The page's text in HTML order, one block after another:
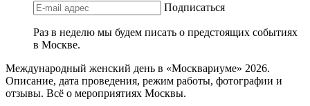
Подписаться
Раз в неделю мы будем писать о предстоящих событиях
в Москве.
Международный женский день в «Москвариуме» 2026.
Описание, дата проведения, режим работы, фотографии и
отзывы. Всё о мероприятиях Москвы.